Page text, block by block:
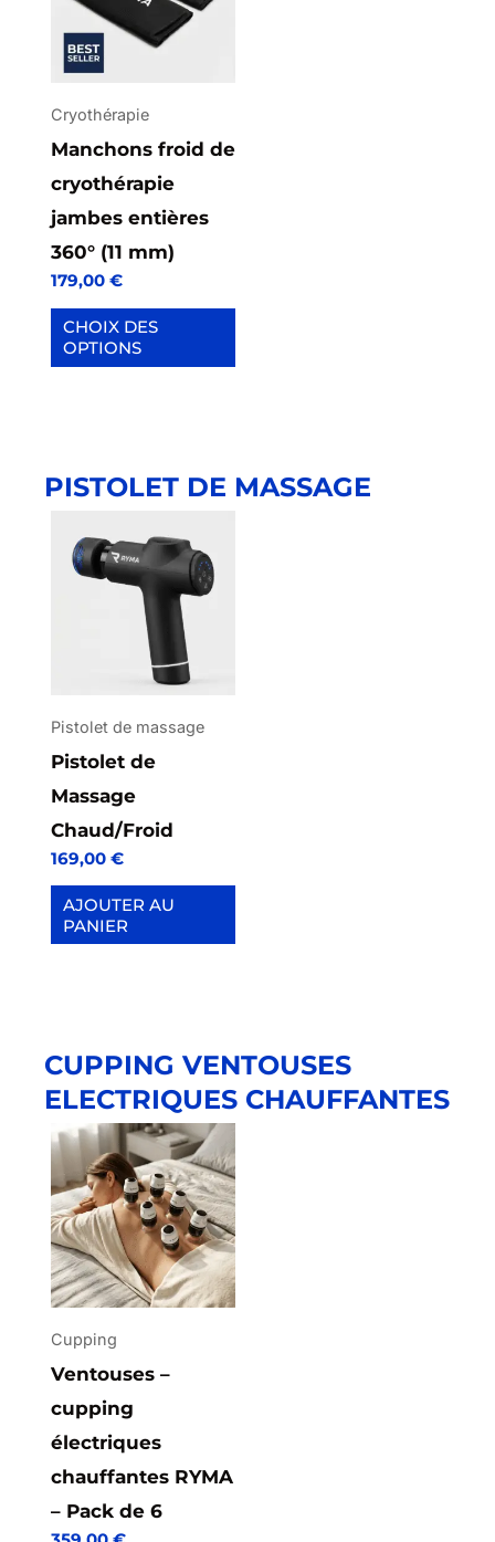
Cryothérapie
Manchons froid de
cryothérapie
jambes entières
360° (11 mm)
179,00 €
CHOIX DES
OPTIONS
plusieurs
variations.
Les
options
peuvent
être
choisies
sur
la
page
du
PISTOLET DE MASSAGE
Pistolet de massage
Pistolet de
Massage
Chaud/Froid
169,00 €
AJOUTER AU
PANIER
CUPPING VENTOUSES
ELECTRIQUES CHAUFFANTES
Cupping
Ventouses –
cupping
électriques
chauffantes RYMA
– Pack de 6